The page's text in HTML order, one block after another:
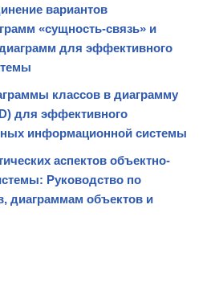
вариантов
«сущность-связь» и
для эффективного
классов в диаграмму
для эффективного
информационной системы
аспектов объектно-
Руководство по
диаграммам объектов и